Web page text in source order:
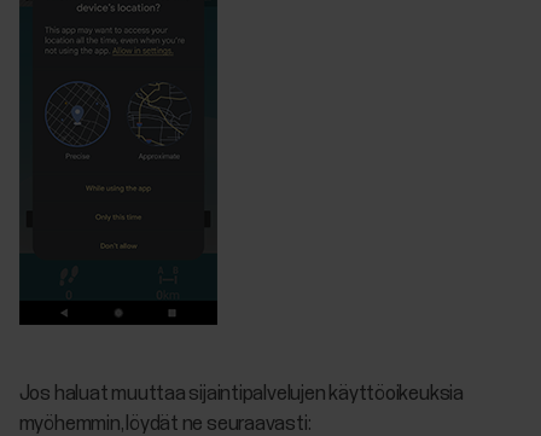
Jos haluat muuttaa sijaintipalvelujen käyttöoikeuksia
myöhemmin, löydät ne seuraavasti: